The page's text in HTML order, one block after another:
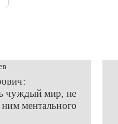
чуждый мир, не
ментального